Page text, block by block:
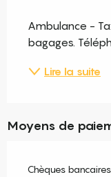
Ambulance -
bagages.
Lire la suite
Moyens de
Chèques